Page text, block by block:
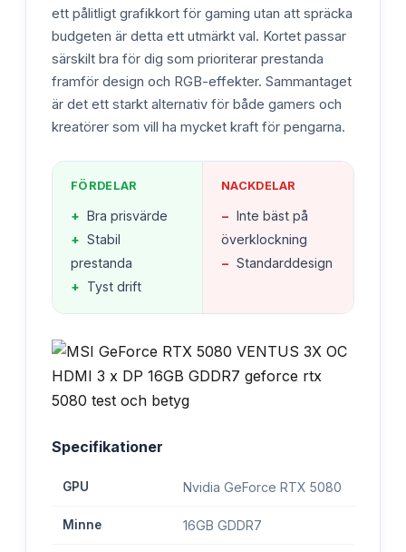
ett pålitligt grafikkort för gaming utan att spräcka
budgeten är detta ett utmärkt val. Kortet passar
särskilt bra för dig som prioriterar prestanda
framför design och RGB-effekter. Sammantaget
är det ett starkt alternativ för både gamers och
kreatörer som vill ha mycket kraft för pengarna.
FÖRDELAR
+ Bra prisvärde
+ Stabil
prestanda
+ Tyst drift
NACKDELAR
− Inte bäst på
överklockning
− Standarddesign
Specifikationer
GPU Nvidia GeForce RTX 5080
Minne 16GB GDDR7